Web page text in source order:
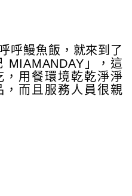
呼鰻魚飯，就來到了
MIAMANDAY」，這
用餐環境乾乾淨淨
而且服務人員很親